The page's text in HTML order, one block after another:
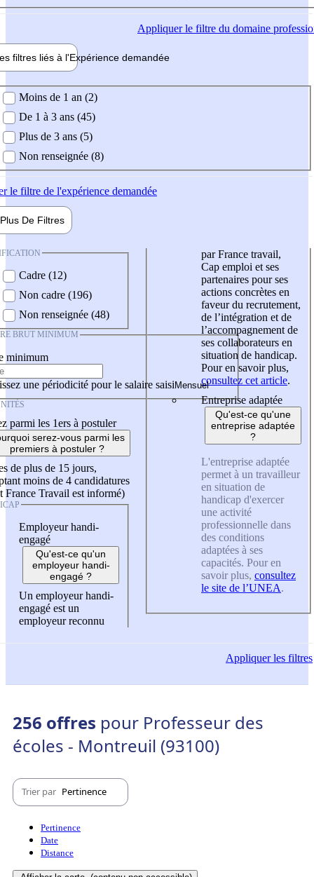
Appliquerle filtre du domaine
filtres liés à l'Expérience demandée
demandée
Moins de 1 an (2)
De 1 à 3 ans (45)
Plus de 3 ans (5)
Non renseignée (8)
le filtre de l'expérience demandée
Plus De Filtres
Cadre (12)
Non cadre (196)
Non renseignée (48)
BRUT MINIMUM
minimum
une périodicité pour le salaire saisi
parmi les 1ers à postuler
serez-vous parmi les
premiers à postuler ?
de plus de 15 jours,
moins de 4 candidatures
France Travail est informé)
Employeur handi-
engagé
Qu'est-ce qu'un
employeur handi-
engagé ?
Un employeur handi-
engagé est un
employeur reconnu
par France travail,
Cap emploi et ses
partenaires pour ses
actions concrètes en
faveur du recrutement,
de l’intégration et de
l’accompagnement de
ses collaborateurs en
situation de handicap.
Pour en savoir plus,
consultez cet article.
Entreprise adaptée
Qu'est-ce qu'une
entreprise adaptée
?
L'entreprise adaptée
permet à un travailleur
en situation de
handicap d'exercer
une activité
professionnelle dans
des conditions
adaptées à ses
capacités. Pour en
savoir plus, consultez
le site de l’UNEA.
Appliquerles filtres
256 offres pour Professeur des
écoles - Montreuil (93100)
Trier par Pertinence
Pertinence
Date
Distance